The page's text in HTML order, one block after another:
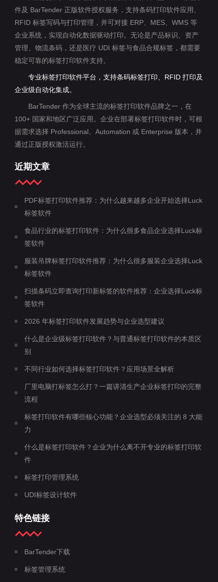
件及 BarTender 正版软件授权服务，支持条码打印软件应用、
RFID 标签写码与打印管理，并可对接 ERP、MES、WMS 等
企业系统，实现自动化数据驱动打印。无论是产品标识、资产
管理、物流条码，还是医疗 UDI 标签与食品合规标签，都需要
稳定可靠的标签打印软件支持。
专业标签打印软件平台，支持条码标签打印、RFID 打印及
企业级自动化集成。
BarTender 作为全球主流的标签打印软件品牌之一，在
100+ 国家和地区广泛应用。企业在部署标签打印软件时，可根
据需求选择 Professional、Automation 或 Enterprise 版本，并
通过正版授权激活运行。
近期文章
PDF标签打印软件推荐：为什么越来越多企业开始选择Luck
标签软件
食品行业的标签打印软件：为什么很多食品企业选择Luck标
签软件
服装吊牌标签打印软件推荐：为什么很多服装企业选择Luck
标签软件
扫描条码立即查询打印新标签的软件推荐：企业选择Luck标
签软件
2026 年标签打印软件发展趋势与企业选型建议
什么是企业级标签打印软件？与普通标签打印软件的本质区
别
不同行业如何选择标签打印软件？应用场景全解析
厂里电脑打标签怎么打？一篇讲清生产企业标签打印的完整
流程
标签打印软件有哪些核心功能？企业选型必须关注的 8 大能
力
什么是标签打印软件？企业为什么离不开专业的标签打印软
件
标签打印管理系统
UDI标签设计软件
特色链接
BarTender下载
标签管理系统